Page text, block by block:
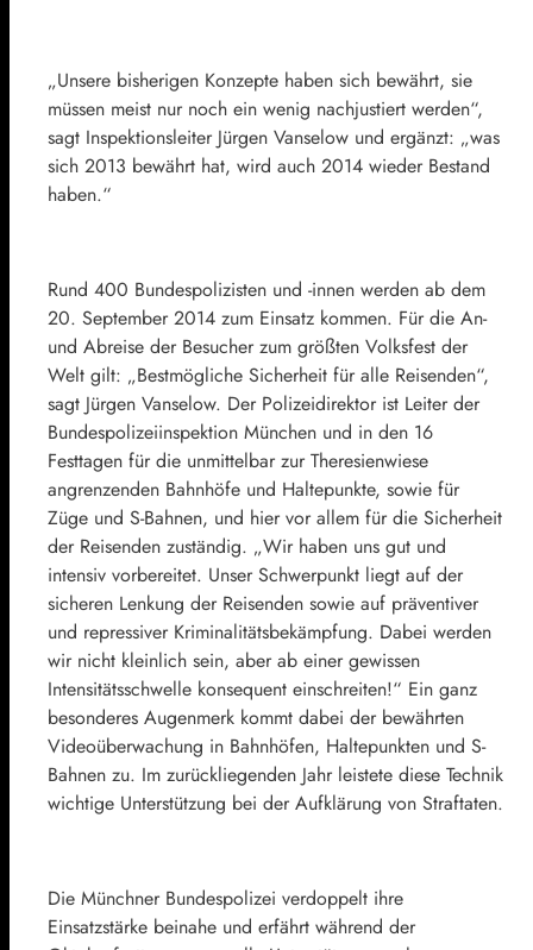
„Unsere bisherigen Konzepte haben sich bewährt, sie
müssen meist nur noch ein wenig nachjustiert werden“,
sagt Inspektionsleiter Jürgen Vanselow und ergänzt: „was
sich 2013 bewährt hat, wird auch 2014 wieder Bestand
haben.“
Rund 400 Bundespolizisten und -innen werden ab dem
20. September 2014 zum Einsatz kommen. Für die An-
und Abreise der Besucher zum größten Volksfest der
Welt gilt: „Bestmögliche Sicherheit für alle Reisenden“,
sagt Jürgen Vanselow. Der Polizeidirektor ist Leiter der
Bundespolizeiinspektion München und in den 16
Festtagen für die unmittelbar zur Theresienwiese
angrenzenden Bahnhöfe und Haltepunkte, sowie für
Züge und S-Bahnen, und hier vor allem für die Sicherheit
der Reisenden zuständig. „Wir haben uns gut und
intensiv vorbereitet. Unser Schwerpunkt liegt auf der
sicheren Lenkung der Reisenden sowie auf präventiver
und repressiver Kriminalitätsbekämpfung. Dabei werden
wir nicht kleinlich sein, aber ab einer gewissen
Intensitätsschwelle konsequent einschreiten!“ Ein ganz
besonderes Augenmerk kommt dabei der bewährten
Videoüberwachung in Bahnhöfen, Haltepunkten und S-
Bahnen zu. Im zurückliegenden Jahr leistete diese Technik
wichtige Unterstützung bei der Aufklärung von Straftaten.
Die Münchner Bundespolizei verdoppelt ihre
Einsatzstärke beinahe und erfährt während der